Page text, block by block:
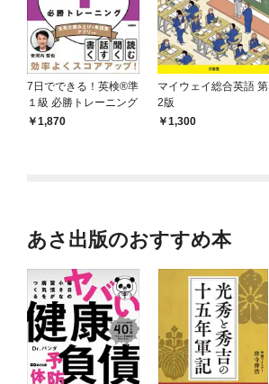
7日でできる！英検®準
１級 必勝トレーニング
1,870
マイウェイ総合英語 第
2版
1,300
あさ出版のおすすめ本